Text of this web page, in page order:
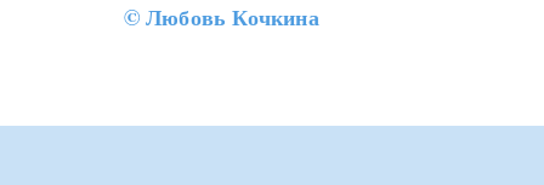
©Любовь Кочкина